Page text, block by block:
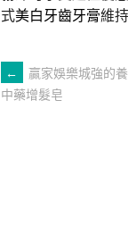
式美白牙齒牙膏維
文
←
贏家娛樂城強的
中藥增髮皂